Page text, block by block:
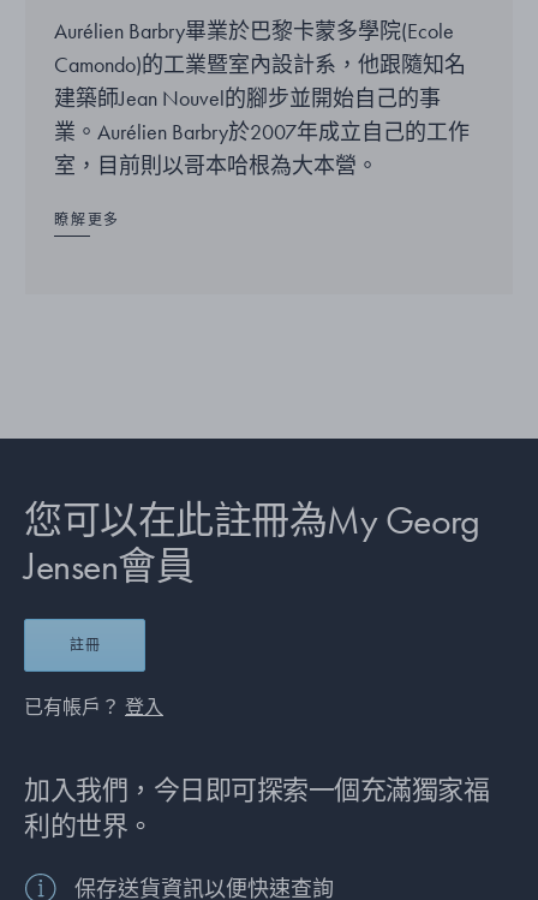
Aurélien Barbry畢業於巴黎卡蒙多學院(Ecole
Camondo)的工業暨室內設計系，他跟隨知名
建築師Jean Nouvel的腳步並開始自己的事
業。Aurélien Barbry於2007年成立自己的工作
室，目前則以哥本哈根為大本營。
瞭解更多
您可以在此註冊為My Georg
Jensen會員
註冊
已有帳戶？ 登入
加入我們，今日即可探索一個充滿獨家福
利的世界。
保存送貨資訊以便快速查詢